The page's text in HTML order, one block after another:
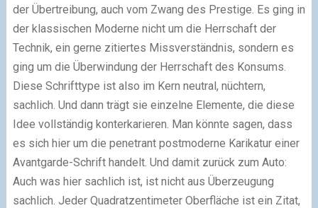
der Übertreibung, auch vom Zwang des Prestige. Es ging in
der klassischen Moderne nicht um die Herrschaft der
Technik, ein gerne zitiertes Missverständnis, sondern es
ging um die Überwindung der Herrschaft des Konsums.
Diese Schrifttype ist also im Kern neutral, nüchtern,
sachlich. Und dann trägt sie einzelne Elemente, die diese
Idee vollständig konterkarieren. Man könnte sagen, dass
es sich hier um die penetrant postmoderne Karikatur einer
Avantgarde-Schrift handelt. Und damit zurück zum Auto:
Auch was hier sachlich ist, ist nicht aus Überzeugung
sachlich. Jeder Quadratzentimeter Oberfläche ist ein Zitat,